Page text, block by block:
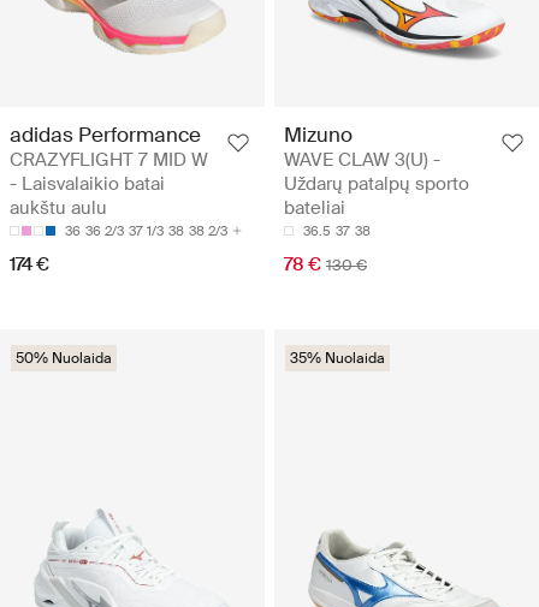
adidas Performance
CRAZYFLIGHT 7 MID W
- Laisvalaikio batai
aukštu aulu
36 36 2/3 37 1/3 38 38 2/3
174 €
Mizuno
WAVE CLAW 3(U) -
Uždarų patalpų sporto
bateliai
36.5 37 38
78 € 130 €
50% Nuolaida 35% Nuolaida